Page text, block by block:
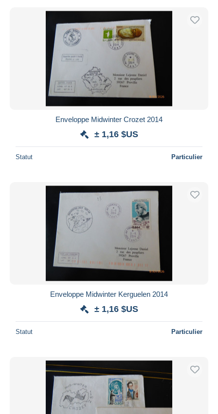
Enveloppe Midwinter Crozet 2014
± 1,16 $US
Statut Particulier
Enveloppe Midwinter Kerguelen 2014
± 1,16 $US
Statut Particulier